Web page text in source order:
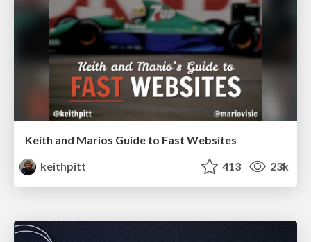
Keith and Marios Guide to Fast Websites
keithpitt
413 23k